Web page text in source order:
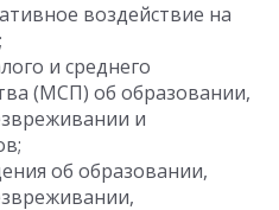
воздействие на
и среднего
(МСП) об образовании,
и
об образовании,